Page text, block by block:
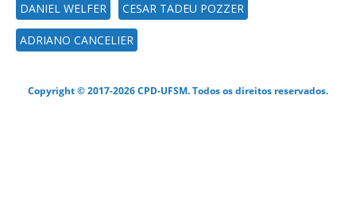
DANIEL WELFER CESAR TADEU POZZER
ADRIANO CANCELIER
Copyright © 2017-2026 CPD-UFSM. Todos os direitos reservados.